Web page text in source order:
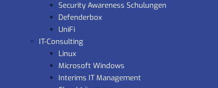
Security Awareness Schulungen
Defenderbox
UniFi
IT-Consulting
Linux
Microsoft Windows
Interims IT Management